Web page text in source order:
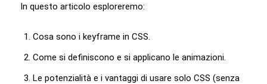
In questo articolo esploreremo:
Cosa sono i keyframe in CSS.
Come si definiscono e si applicano le animazioni.
Le potenzialità e i vantaggi di usare solo CSS (senza